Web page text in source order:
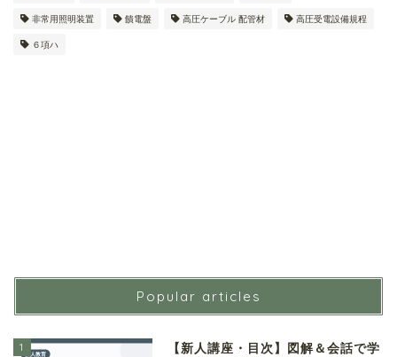
非常用照明装置 饋電盤 高圧ケーブル 配管材 高圧受電設備規程
６項ハ
Popular articles
1
【新人講座・目次】図解＆会話で学